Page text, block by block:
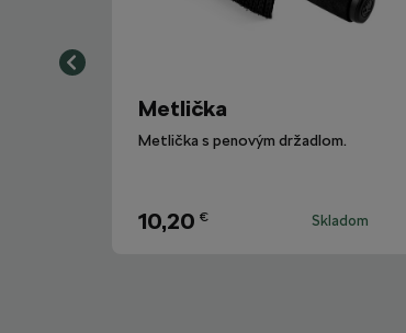
Metlička
Metlička s penovým držadlom.
10,20 € Skladom